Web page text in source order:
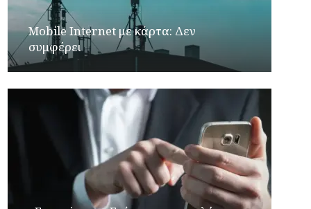
Mobile Internet με κάρτα: Δεν
συμφέρει